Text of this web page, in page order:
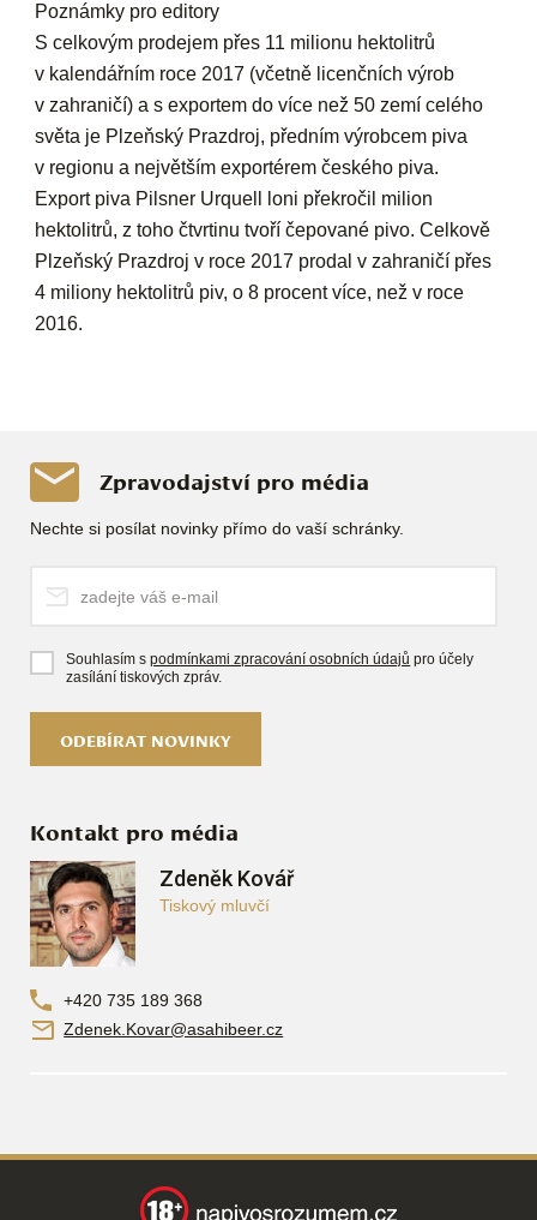
Poznámky pro editory
S celkovým prodejem přes 11 milionu hektolitrů
v kalendářním roce 2017 (včetně licenčních výrob
v zahraničí) a s exportem do více než 50 zemí celého
světa je Plzeňský Prazdroj, předním výrobcem piva
v regionu a největším exportérem českého piva.
Export piva Pilsner Urquell loni překročil milion
hektolitrů, z toho čtvrtinu tvoří čepované pivo. Celkově
Plzeňský Prazdroj v roce 2017 prodal v zahraničí přes
4 miliony hektolitrů piv, o 8 procent více, než v roce
2016.
Zpravodajství pro média
Nechte si posílat novinky přímo do vaší schránky.
Souhlasím spodmínkami zpracování osobních údajů pro účely
zasílání tiskových zpráv.
ODEBÍRAT NOVINKY
Kontakt pro média
Zdeněk Kovář
Tiskový mluvčí
+420 735 189 368
Zdenek.Kovar@asahibeer.cz